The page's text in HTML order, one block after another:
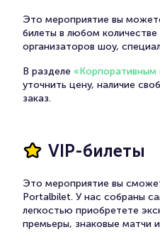
Это мероприятие вы
билеты в любом
организаторов шоу,
В разделе «Корпоративным
уточнить цену, наличие
заказ.
VIP-билеты
Это мероприятие вы
Portalbilet. У нас собраны
легкостью приобретете
премьеры, знаковые матчи